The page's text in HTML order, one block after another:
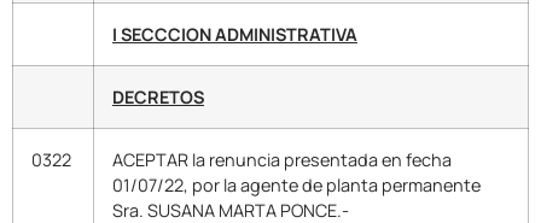
I SECCCION ADMINISTRATIVA
DECRETOS
0322
ACEPTAR la renuncia presentada en fecha
01/07/22, por la agente de planta permanente
Sra. SUSANA MARTA PONCE.-